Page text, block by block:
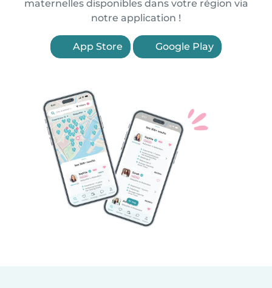
maternelles disponibles dans votre région via
notre application !
App Store Google Play